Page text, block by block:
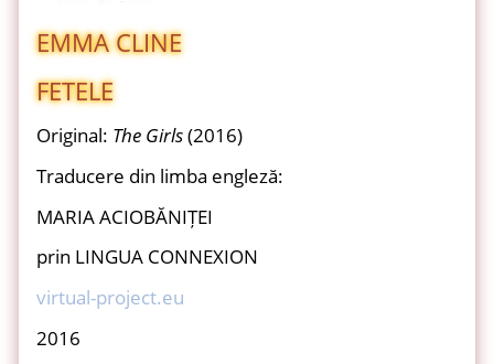
EMMA CLINE
FETELE
Original: The Girls(2016)
Traducere din limba engleză:
MARIA ACIOBĂNIȚEI
prin LINGUA CONNEXION
virtual-project.eu
2016